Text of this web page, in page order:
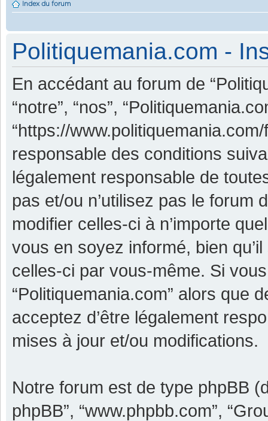
Index du forum
Politiquemania.com -
En accédant au forum de
“notre”, “nos”,
“https://
responsable des conditions
légalement responsable de
pas et/ou n’utilisez pas le forum
modifier celles-ci à n’importe
vous en soyez informé, bien
celles-ci par vous-même. Si
“Politiquemania.com” alors que
acceptez d’être légalement
mises à jour et/ou modifications.
Notre forum est de type phpBB
phpBB”, “www.phpbb.com”,